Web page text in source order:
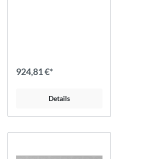
924,81 €*
Details